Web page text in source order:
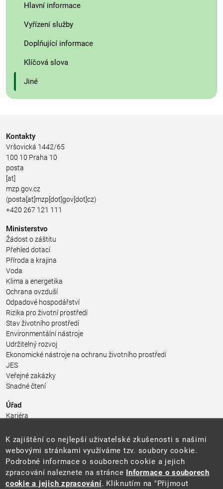
Hlavní informace
Vyřízení služby
Doplňující informace
Klíčová slova
Jiné
Kontakty
Vršovická 1442/65
100 10 Praha 10
posta
[at]
mzp.gov.cz
(posta[at]mzp[dot]gov[dot]cz)
+420 267 121 111
Ministerstvo
Žádost o záštitu
Přehled dotací
Příroda a krajina
Voda
Klima a energetika
Ochrana ovzduší
Odpadové hospodářství
Rizika pro životní prostředí
Stav životního prostředí
Environmentální nástroje
Udržitelný rozvoj
Ekonomické nástroje na ochranu životního prostředí
JES
Veřejné zakázky
Snadné čtení
Úřad
Kariéra
Pro média a veřejnost
Povinně zveřejňované informace
Kontakty
Přistupnost budovy úřadu MŽP
(PDF, 204 kB)
Web
K zajištění co nejlepší uživatelské zkušenosti s našimi
webovými stránkami využíváme tzv. soubory cookie.
Podrobné informace o souborech cookie a jejich
zpracování naleznete na stránce Informace o souborech
cookie a jejich zpracování. Kliknutím na "Přijmout